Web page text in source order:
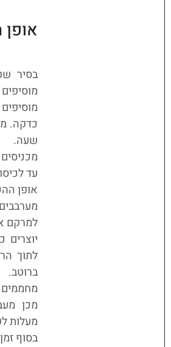
בסיר
כדקה.
שעה.
עד
אופן
למרקם
יוצרים
לתוך
ברוטב.
מעלות
בסוף